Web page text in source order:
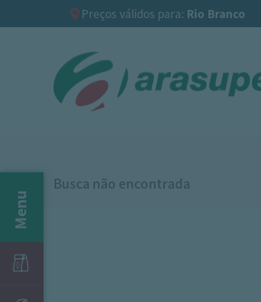
Preços válidos para: Rio Branco
Menu
Busca não encontrada